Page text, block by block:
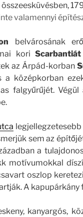
valamennyi
belvárosának
koriScarbantiát
az Árpád-korban
a középkorban
falgyűrűjét.
sem az
a
motívumokkal
oszlop
A kapupárkány
kanyargós,